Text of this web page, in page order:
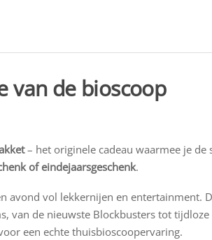
van de bioscoop
– het originele cadeau waarmee je de
of eindejaarsgeschenk.
avond vol lekkernijen en entertainment.
van de nieuwste Blockbusters tot tijdloze
een echte thuisbioscoopervaring.